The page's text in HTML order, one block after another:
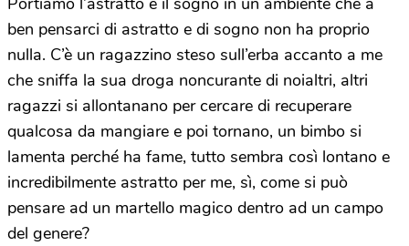
ben pensarci di astratto e di sogno non ha proprio
nulla. C’è un ragazzino steso sull’erba accanto a me
che sniffa la sua droga noncurante di noialtri, altri
ragazzi si allontanano per cercare di recuperare
qualcosa da mangiare e poi tornano, un bimbo si
lamenta perché ha fame, tutto sembra così lontano e
incredibilmente astratto per me, sì, come si può
pensare ad un martello magico dentro ad un campo
del genere?